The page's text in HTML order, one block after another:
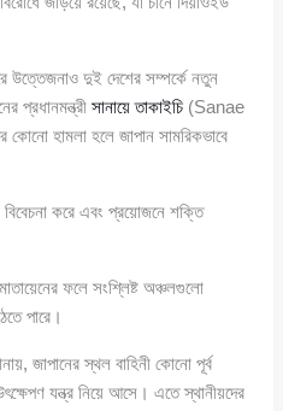
উত্তেজনাও দুই দেশের সম্পর্কে নতুন
প্রধানমন্ত্রীসানায়ে তাকাইচি (Sanae
হামলা হলে জাপান সামরিকভাবে
বিবেচনা করে এবং প্রয়োজনে শক্তি
ফলে সংশ্লিষ্ট অঞ্চলগুলো
পারে।
জাপানের স্থল বাহিনী কোনো পূর্ব
যন্ত্র নিয়ে আসে। এতে স্থানীয়দের